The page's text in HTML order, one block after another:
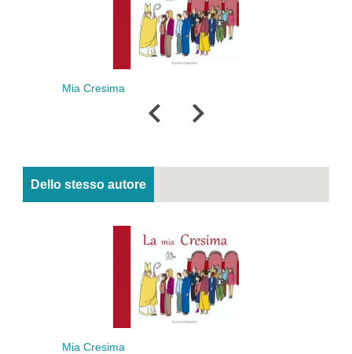
Mia Cresima
Dello stesso autore
Mia Cresima